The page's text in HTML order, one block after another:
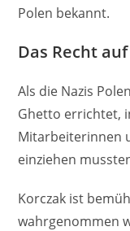
Polen bekannt.
Das Recht
Als die Nazis
Ghetto errichtet,
Mitarbeiterinnen
einziehen
Korczak ist
wahrgenommen